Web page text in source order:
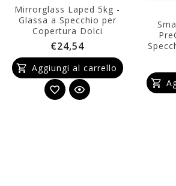
Mirrorglass Laped 5kg -
Glassa a Specchio per
Copertura Dolci
€24,54
Aggiungi al carrello